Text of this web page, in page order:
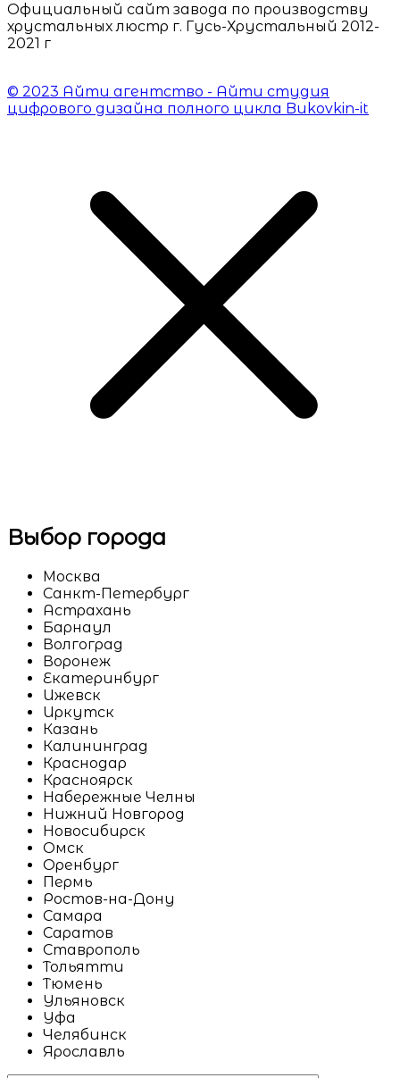
Официальный сайт завода по производству
хрустальных люстр г. Гусь-Хрустальный 2012-
2021 г
© 2023 Айти агентство - Айти студия
цифрового дизайна полного цикла Bukovkin-it
Выбор города
Москва
Санкт-Петербург
Астрахань
Барнаул
Волгоград
Воронеж
Екатеринбург
Ижевск
Иркутск
Казань
Калининград
Краснодар
Красноярск
Набережные Челны
Нижний Новгород
Новосибирск
Омск
Оренбург
Пермь
Ростов-на-Дону
Самара
Саратов
Ставрополь
Тольятти
Тюмень
Ульяновск
Уфа
Челябинск
Ярославль